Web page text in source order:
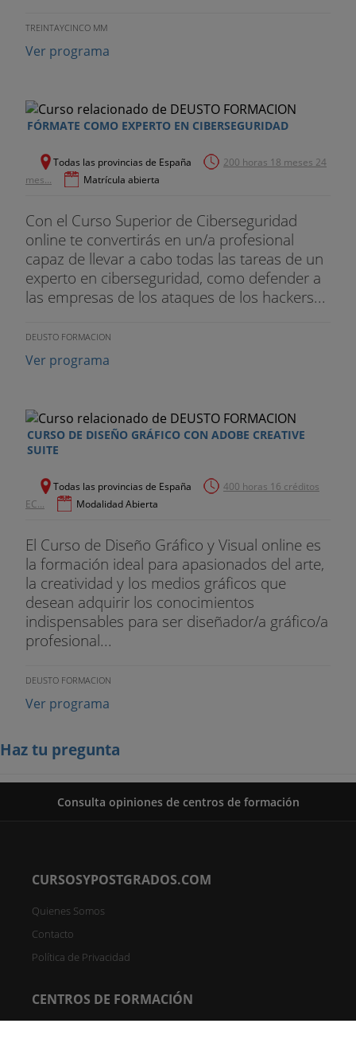
TREINTAYCINCO MM
Ver programa
FÓRMATE COMO EXPERTO EN CIBERSEGURIDAD
Todas las provincias de España
200 horas 18 meses 24
mes...
Matrícula abierta
Con el Curso Superior de Ciberseguridad
online te convertirás en un/a profesional
capaz de llevar a cabo todas las tareas de un
experto en ciberseguridad, como defender a
las empresas de los ataques de los hackers...
DEUSTO FORMACION
Ver programa
CURSO DE DISEÑO GRÁFICO CON ADOBE CREATIVE
SUITE
Todas las provincias de España
400 horas 16 créditos
EC...
Modalidad Abierta
El Curso de Diseño Gráfico y Visual online es
la formación ideal para apasionados del arte,
la creatividad y los medios gráficos que
desean adquirir los conocimientos
indispensables para ser diseñador/a gráfico/a
profesional...
DEUSTO FORMACION
Ver programa
Haz tu pregunta
Consulta opiniones de centros de formación
CURSOSYPOSTGRADOS.COM
Quienes Somos
Contacto
Política de Privacidad
CENTROS DE FORMACIÓN